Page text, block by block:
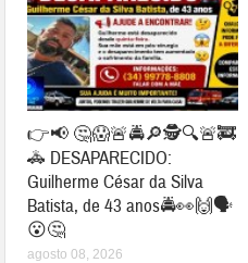
👉📢 🤔😱🚨🚔🔎🕵🔍🚨🚒
🚓 DESAPARECIDO:
Guilherme César da Silva
Batista, de 43 anos🚔👀🙌🗣
😮🤔
agosto 08, 2026